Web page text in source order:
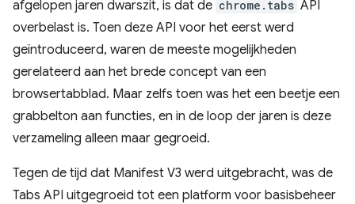
afgelopen jaren dwarszit, is dat de chrome.tabs API
overbelast is. Toen deze API voor het eerst werd
geïntroduceerd, waren de meeste mogelijkheden
gerelateerd aan het brede concept van een
browsertabblad. Maar zelfs toen was het een beetje een
grabbelton aan functies, en in de loop der jaren is deze
verzameling alleen maar gegroeid.
Tegen de tijd dat Manifest V3 werd uitgebracht, was de
Tabs API uitgegroeid tot een platform voor basisbeheer